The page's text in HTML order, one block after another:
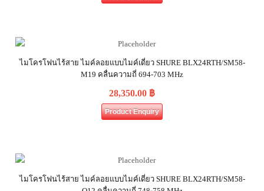
ไมโครโฟนไร้สาย ไมค์ลอยแบบไมค์เดี่ยว SHURE BLX24RTH/SM58-
M19 คลื่นความถี่ 694-703 MHz
28,350.00 ฿
Product Enquiry
ไมโครโฟนไร้สาย ไมค์ลอยแบบไมค์เดี่ยว SHURE BLX24RTH/SM58-